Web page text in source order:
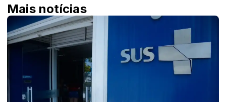
Mais notícias